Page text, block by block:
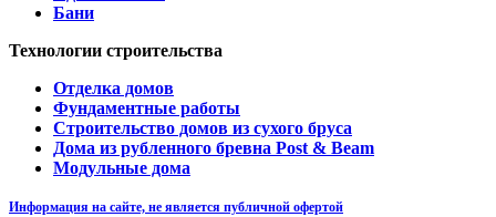
Бани
Технологии строительства
Отделка домов
Фундаментные работы
Строительство домов из сухого бруса
Дома из рубленного бревна Post & Beam
Модульные дома
Информация на сайте, не является публичной офертой